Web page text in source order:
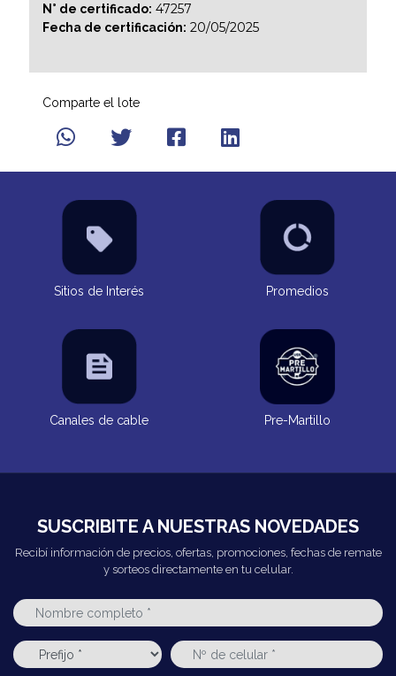
N° de certificado: 47257
Fecha de certificación: 20/05/2025
Comparte el lote
Sitios de Interés Promedios
Canales de cable Pre-Martillo
SUSCRIBITE A NUESTRAS NOVEDADES
Recibí información de precios, ofertas, promociones, fechas de remate
y sorteos directamente en tu celular.